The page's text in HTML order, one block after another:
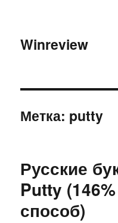
Winreview
Метка: putty
Русские
Putty
способ)